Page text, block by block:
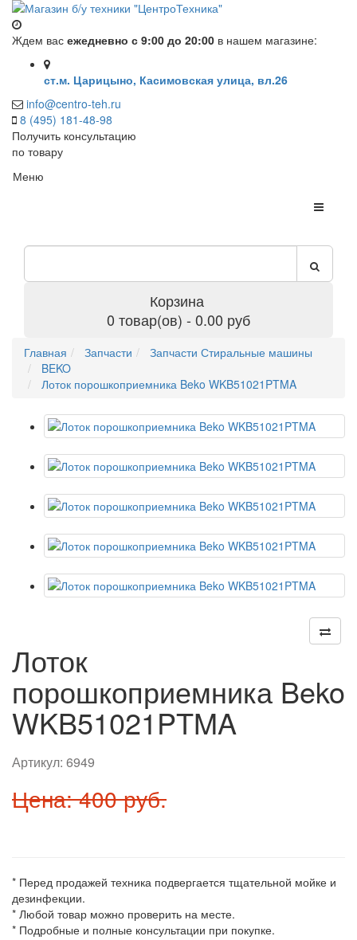
Ждем вас ежедневно с 9:00 до 20:00 в нашем магазине:
ст.м. Царицыно, Касимовская улица, вл.26
info@centro-teh.ru
8 (495) 181-48-98
Получить консультацию
по товару
Меню
Корзина
0 товар(ов) - 0.00 руб
Главная Запчасти
Запчасти Стиральные машины
BEKO
Лоток порошкоприемника Beko WKB51021PTMA
Лоток
порошкоприемника Beko
WKB51021PTMA
Артикул: 6949
Цена: 400 руб.
* Перед продажей техника подвергается тщательной мойке и
дезинфекции.
* Любой товар можно проверить на месте.
* Подробные и полные консультации при покупке.